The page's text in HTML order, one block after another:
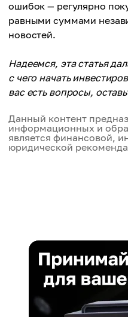
ошибок — регулярно
равными суммами
новостей.
Надеемся, эта статья
с чего начать
вас есть вопросы,
Данный контент
информационных и
является финансовой,
юридической